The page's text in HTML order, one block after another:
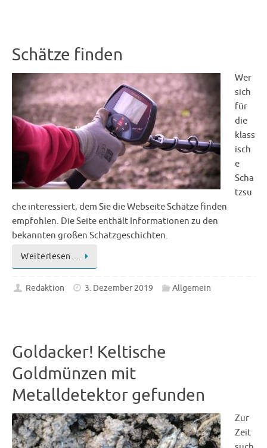
Schätze finden
Wer
sich
für
die
klass
isch
e
Scha
tzsu
che interessiert, dem Sie die Webseite Schätze finden
empfohlen. Die Seite enthält Informationen zu den
bekannten großen Schatzgeschichten.
Weiterlesen…
Redaktion 3. Dezember 2019 Allgemein
Goldacker! Keltische
Goldmünzen mit
Metalldetektor gefunden
Zur
Zeit